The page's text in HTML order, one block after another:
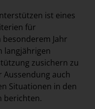
ist eines
für
besonderem Jahr
langjährigen
zusichern zu
Aussendung auch
Situationen in den
berichten.